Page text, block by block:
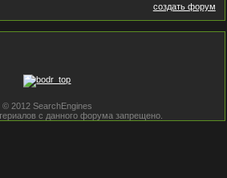
создать форум
© 2012 SearchEngines
с данного форума запрещено.